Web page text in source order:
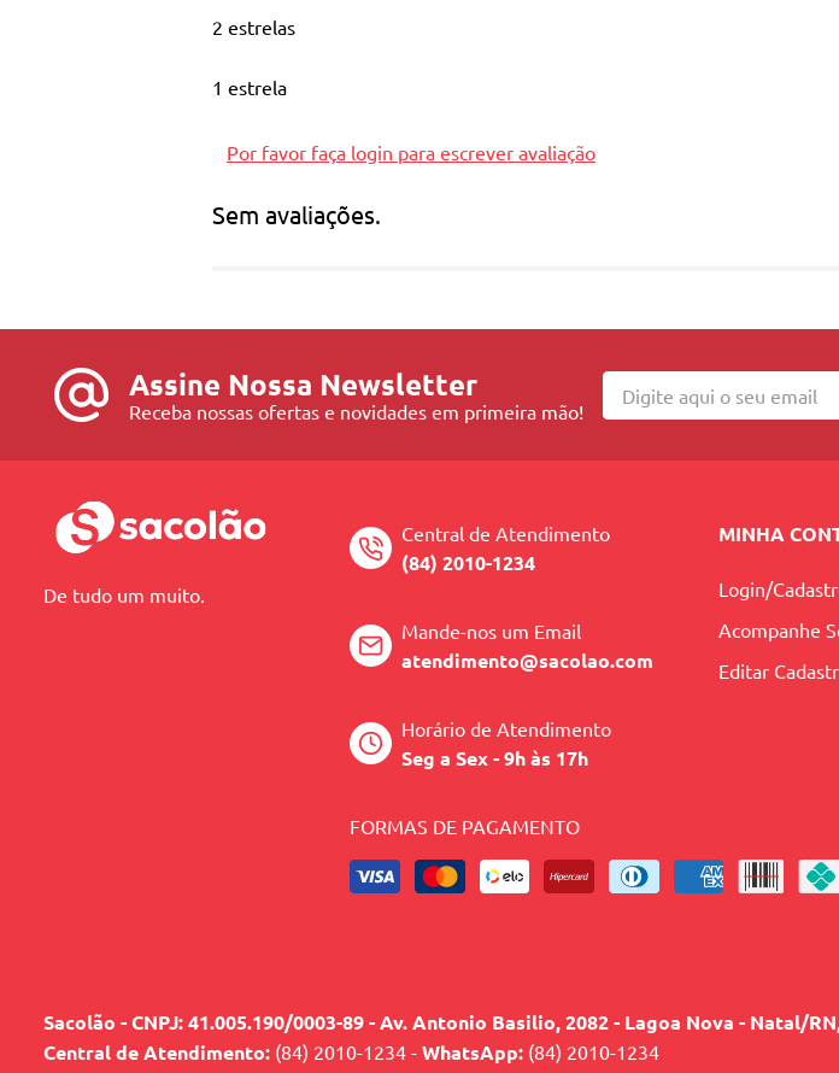
2 estrelas
1 estrela
Por favor faça login para escrever avaliação
Sem avaliações.
Assine Nossa Newsletter
Receba nossas ofertas e novidades em primeira mão!
De tudo um muito.
Central de Atendimento
(84) 2010-1234
Mande-nos um Email
atendimento@sacolao.com
Horário de Atendimento
Seg a Sex - 9h às 17h
MINHA
Login/
Acompanhe
Editar
FORMAS DE PAGAMENTO
Sacolão - CNPJ: 41.005.190/0003-89 - Av. Antonio Basilio, 2082 - Lagoa Nova - Natal/
Central de Atendimento: (84) 2010-1234 - WhatsApp: (84) 2010-1234